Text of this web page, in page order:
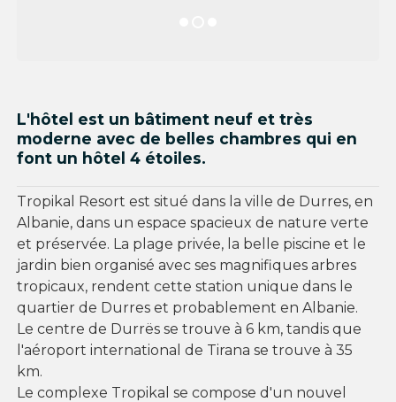
L'hôtel est un bâtiment neuf et très
moderne avec de belles chambres qui en
font un hôtel 4 étoiles.
Tropikal Resort est situé dans la ville de Durres, en
Albanie, dans un espace spacieux de nature verte
et préservée. La plage privée, la belle piscine et le
jardin bien organisé avec ses magnifiques arbres
tropicaux, rendent cette station unique dans le
quartier de Durres et probablement en Albanie.
Le centre de Durrës se trouve à 6 km, tandis que
l'aéroport international de Tirana se trouve à 35
km.
Le complexe Tropikal se compose d'un nouvel